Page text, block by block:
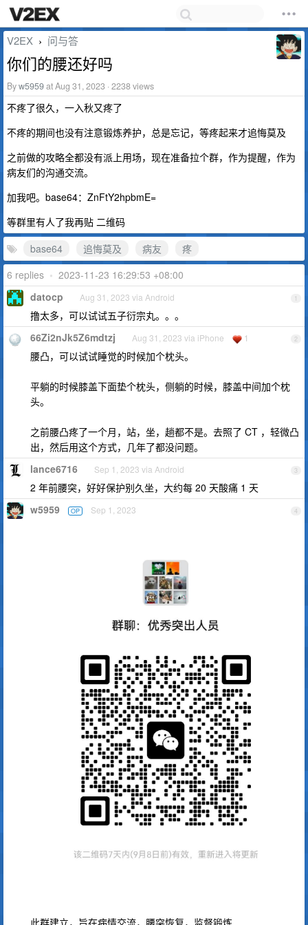
V2EX › 问与答
你们的腰还好吗
Byw5959at Aug 31, 2023 · 2238 views
不疼了很久，一入秋又疼了
不疼的期间也没有注意锻炼养护，总是忘记，等疼起来才追悔莫及
之前做的攻略全都没有派上用场，现在准备拉个群，作为提醒，作为
病友们的沟通交流。
加我吧。base64：ZnFtY2hpbmE=
等群里有人了我再贴 二维码
base64
追悔莫及 病友
疼
6 replies • 2023-11-23 16:29:53 +08:00
1
datocp Aug 31, 2023 via Android
撸太多，可以试试五子衍宗丸。。。
2
66Zi2nJk5Z6mdtzj Aug 31, 2023 via iPhone 1
腰凸，可以试试睡觉的时候加个枕头。
平躺的时候膝盖下面垫个枕头，侧躺的时候，膝盖中间加个枕
头。
之前腰凸疼了一个月，站，坐，趟都不是。去照了 CT ，轻微凸
出，然后用这个方式，几年了都没问题。
3
lance6716 Sep 1, 2023 via Android
2 年前腰突，好好保护别久坐，大约每 20 天酸痛 1 天
4
w5959 OP Sep 1, 2023